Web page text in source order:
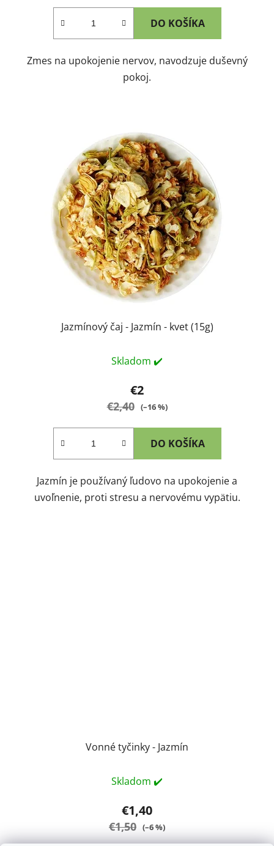
DO KOŠÍKA
Zmes na upokojenie nervov, navodzuje duševný
pokoj.
Jazmínový čaj - Jazmín - kvet (15g)
Skladom ✔️
€2
€2,40 (–16 %)
DO KOŠÍKA
Jazmín je používaný ľudovo na upokojenie a
uvoľnenie, proti stresu a nervovému vypätiu.
Vonné tyčinky - Jazmín
Skladom ✔️
€1,40
€1,50 (–6 %)